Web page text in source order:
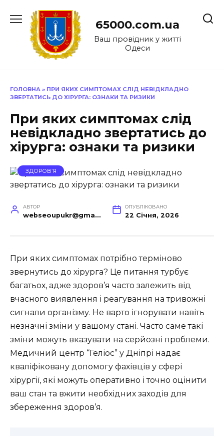
до
65000.com.ua
Ваш провідник у житті
Одеси
ГОЛОВНА » ПРИ ЯКИХ СИМПТОМАХ СЛІД НЕВІДКЛАДНО
ЗВЕРТАТИСЬ ДО ХІРУРГА: ОЗНАКИ ТА РИЗИКИ
При яких симптомах слід
невідкладно звертатись до
хірурга: ознаки та ризики
ЗДОРОВ’Я
АВТОР
webseoupukr@gmail.com
ОПУБЛІКОВАНО
22 Січня, 2026
При яких симптомах потрібно терміново
звернутись до хірурга? Це питання турбує
багатьох, адже здоров’я часто залежить від
вчасного виявлення і реагування на тривожні
сигнали організму. Не варто ігнорувати навіть
незначні зміни у вашому стані. Часто саме такі
зміни можуть вказувати на серйозні проблеми.
Медичний центр “Геліос” у Дніпрі надає
кваліфіковану допомогу фахівців у сфері
хірургії, які можуть оперативно і точно оцінити
ваш стан та вжити необхідних заходів для
збереження здоров’я.